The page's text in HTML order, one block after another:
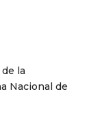
la
Nacional de